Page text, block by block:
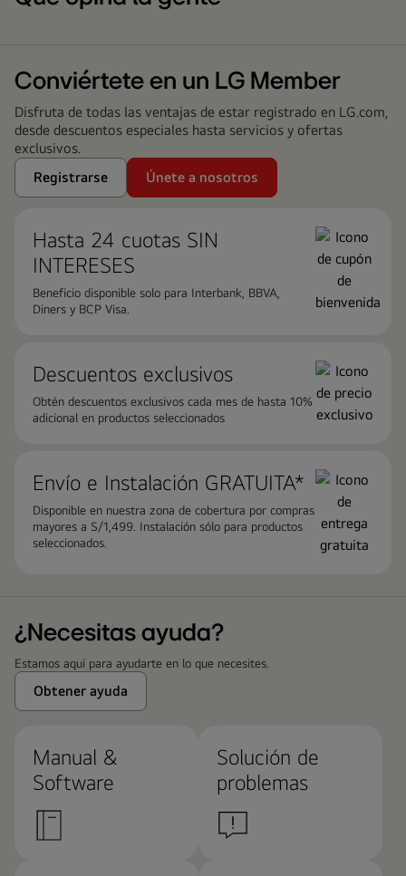
Conviértete en un LG Member
Disfruta de todas las ventajas de estar registrado en LG.com,
desde descuentos especiales hasta servicios y ofertas
exclusivos.
Registrarse
Únete a nosotros
Hasta 24 cuotas ​SIN
INTERESES
Beneficio disponible solo para Interbank, BBVA,
Diners y BCP Visa.
Descuentos exclusivos
Obtén descuentos exclusivos cada mes de hasta 10%
adicional en productos seleccionados
Envío e Instalación GRATUITA*
Disponible en nuestra zona de cobertura por compras
mayores a S/1,499. Instalación sólo para productos
seleccionados.
¿Necesitas ayuda?
Estamos aquí para ayudarte en lo que necesites.
Obtener ayuda
Manual &
Software
Solución de
problemas